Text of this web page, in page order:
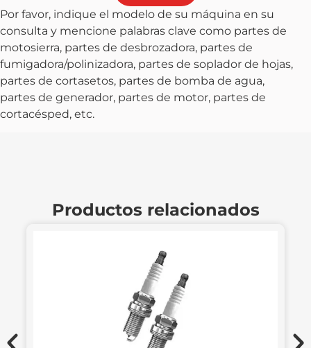
Por favor, indique el modelo de su máquina en su
consulta y mencione palabras clave como partes de
motosierra, partes de desbrozadora, partes de
fumigadora/polinizadora, partes de soplador de hojas,
partes de cortasetos, partes de bomba de agua,
partes de generador, partes de motor, partes de
cortacésped, etc.
Productos relacionados